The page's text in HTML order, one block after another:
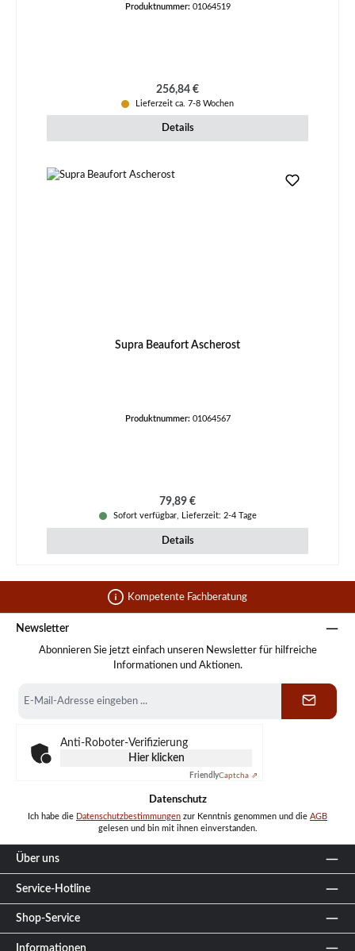
Produktnummer: 01064519
Regulärer Preis:
256,84 €
Lieferzeit ca. 7-8 Wochen
Details
Supra Beaufort Ascherost
Produktnummer: 01064567
Regulärer Preis:
79,89 €
Sofort verfügbar, Lieferzeit: 2-4 Tage
Details
Kompetente Fachberatung
Newsletter
Abonnieren Sie jetzt einfach unseren Newsletter für hilfreiche
Informationen und Aktionen.
Mail-
Anti-Roboter-Verifizierung
Hier klicken
FriendlyCaptcha ⇗
Datenschutz
Ich habe die Datenschutzbestimmungen zur Kenntnis genommen und die AGB
gelesen und bin mit ihnen einverstanden.
Über uns
Service-Hotline
Shop-Service
Informationen